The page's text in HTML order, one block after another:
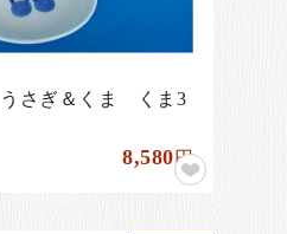
さぎ＆くま くま3
8,580円